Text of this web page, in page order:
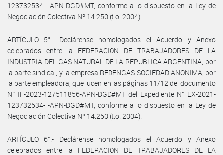
123732534- -APN-DGD#MT, conforme a lo dispuesto en la Ley de
Negociación Colectiva Nº 14.250 (t.o. 2004).
ARTÍCULO 5°.- Declárense homologados el Acuerdo y Anexo
celebrados entre la FEDERACION DE TRABAJADORES DE LA
INDUSTRIA DEL GAS NATURAL DE LA REPUBLICA ARGENTINA, por
la parte sindical, y la empresa REDENGAS SOCIEDAD ANONIMA, por
la parte empleadora, que lucen en las páginas 11/12 del documento
N° IF-2023-127511856-APN-DGD#MT del Expediente N° EX-2021-
123732534- -APN-DGD#MT, conforme a lo dispuesto en la Ley de
Negociación Colectiva Nº 14.250 (t.o. 2004).
ARTÍCULO 6°.- Declárense homologados el Acuerdo y Anexo
celebrados entre la FEDERACION DE TRABAJADORES DE LA